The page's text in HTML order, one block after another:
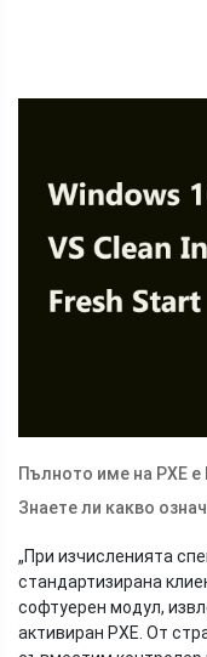
Пълното име на PXE е
Знаете ли какво
„При изчисленията
стандартизирана
софтуерен модул,
активиран PXE. От